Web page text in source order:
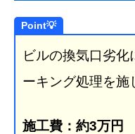
Point💡
ビルの換気口劣化
ーキング処理を施
施工費：約3万円